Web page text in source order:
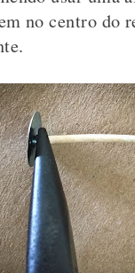
no centro do